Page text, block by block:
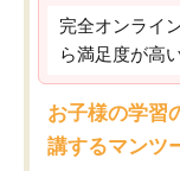
完全オンライ
ら満足度が高
お子様の学習
講するマンツ